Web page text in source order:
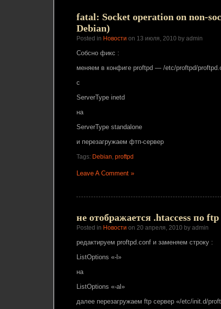
fatal: Socket operation on non-
Debian)
Posted in Новости on 13 июля, 2010 by admin
Собсно фикс :
меняем в конфиге proftpd — /etc/proftpd/
c
ServerType inetd
на
ServerType standalone
и перезагружаем фтп-сервер
Tags: Debian, proftpd
Leave A Comment »
не отображается .htaccess по
Posted in Новости on 20 апреля, 2010 by admin
редактируем proftpd.conf и заменяем строку :
ListOptions «-l»
на
ListOptions «-al»
далее перезагружаем ftp сервер «/etc/init.d/